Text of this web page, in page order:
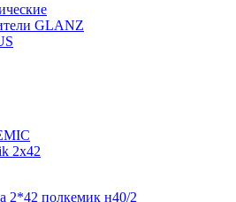
GLANZ
2x42